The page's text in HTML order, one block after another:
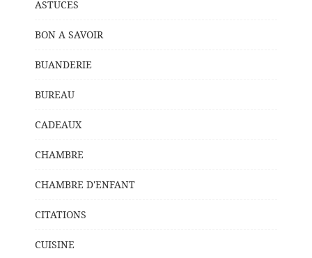
ASTUCES
BON A SAVOIR
BUANDERIE
BUREAU
CADEAUX
CHAMBRE
CHAMBRE D'ENFANT
CITATIONS
CUISINE